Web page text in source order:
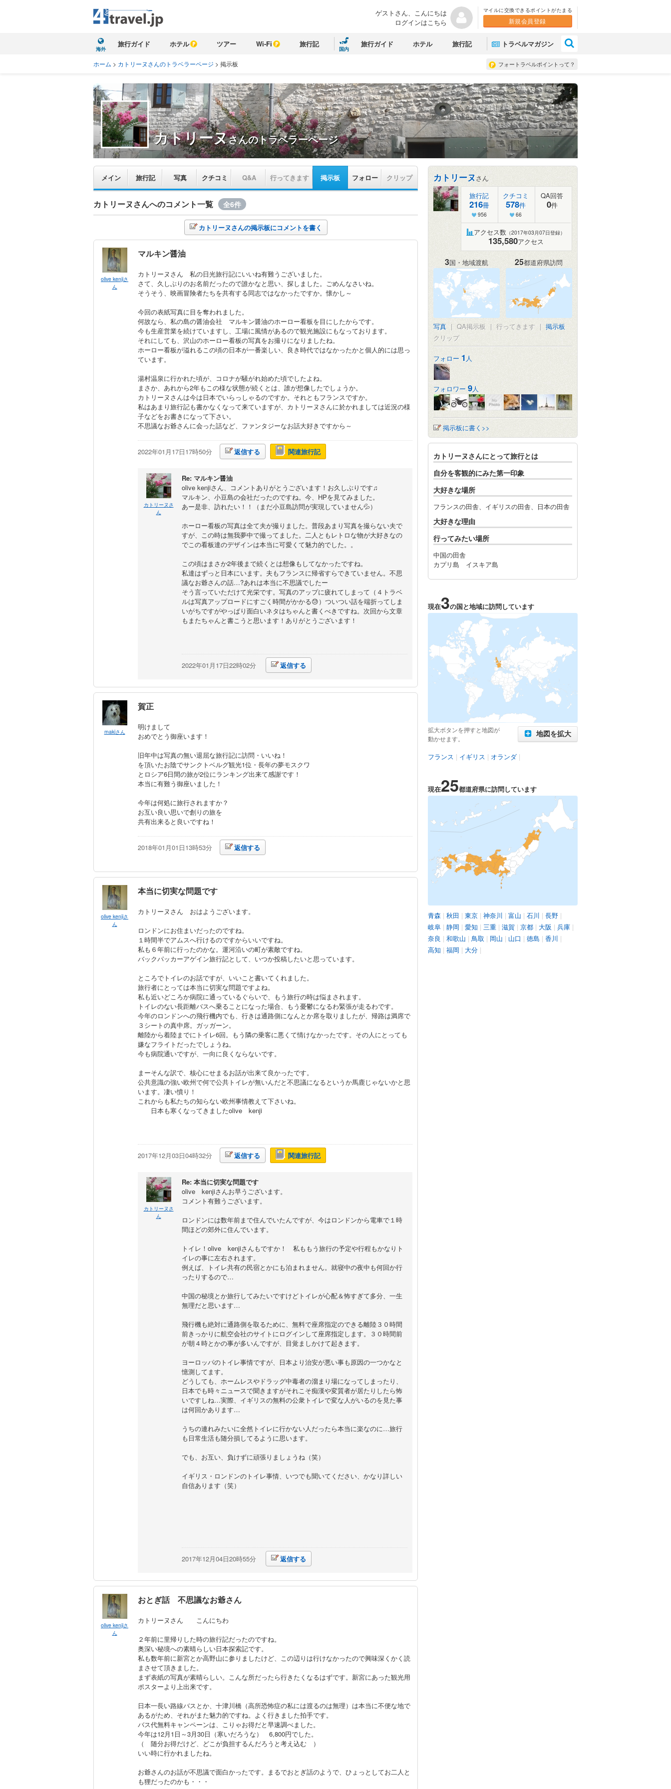
ゲストさん、こんにちは
ログインはこちら
マイルに交換できるポイントがたまる
新規会員登録
海外
旅行ガイド ホテル ツアー Wi-Fi 旅行記
国内
旅行ガイド ホテル 旅行記 トラベルマガジン
フォートラベルポイントって？
ホーム > カトリーヌさんのトラベラーページ > 掲示板
カトリーヌさんのトラベラーページ
メイン 旅行記 写真 クチコミ Q&A 行ってきます 掲示板 フォロー クリップ
カトリーヌさんへのコメント一覧 全6件
カトリーヌさんの掲示板にコメントを書く
olive kenjiさ
ん
マルキン醤油
カトリーヌさん 私の日光旅行記にいいね有難うございました。
さて、久しぶりのお名前だったので誰かなと思い、探しました。ごめんなさいね。
そうそう、映画冒険者たちを共有する同志ではなかったですか。懐かし～
今回の表紙写真に目を奪われました。
何故なら、私の島の醤油会社 マルキン醤油のホーロー看板を目にしたからです。
今も生産営業を続けていますし、工場に風情があるので観光施設にもなっております。
それにしても、沢山のホーロー看板の写真をお撮りになりましたね。
ホーロー看板が溢れるこの頃の日本が一番楽しい、良き時代ではなかったかと個人的には思っ
ています。
湯村温泉に行かれた頃が、コロナが騒がれ始めた頃でしたよね。
まさか、あれから2年もこの様な状態が続くとは、誰が想像したでしょうか。
カトリーヌさんは今は日本でいらっしゃるのですか。それともフランスですか。
私はあまり旅行記も書かなくなって来ていますが、カトリーヌさんに於かれましては近況の様
子などをお書きになって下さい。
不思議なお爺さんに会った話など、ファンタジーなお話大好きですから～
2022年01月17日17時50分 返信する 関連旅行記
カトリーヌさ
ん
Re: マルキン醤油
olive kenjiさん、コメントありがとうございます！お久しぶりです♫
マルキン、小豆島の会社だったのですね。今、HPを見てみました。
あー是非、訪れたい！！（まだ小豆島訪問が実現していません💦）
ホーロー看板の写真は全て夫が撮りました。普段あまり写真を撮らない夫で
すが、この時は無我夢中で撮ってました。二人ともレトロな物が大好きなの
でこの看板達のデザインは本当に可愛くて魅力的でした。。
この頃はまさか2年後まで続くとは想像もしてなかったですね。
私達はずっと日本にいます。夫もフランスに帰省すらできていません。不思
議なお爺さんの話…?あれは本当に不思議でしたー
そう言っていただけて光栄です。写真のアップに疲れてしまって（４トラベ
ルは写真アップロードにすごく時間がかかる😓）ついつい話を端折ってしま
いがちですがやっぱり面白いネタはちゃんと書くべきですね。次回から文章
もまたちゃんと書こうと思います！ありがとうございます！
2022年01月17日22時02分 返信する
makiさん
賀正
明けまして
おめでとう御座います！
旧年中は写真の無い退屈な旅行記に訪問・いいね！
を頂いたお陰でサンクトベルグ観光1位・長年の夢モスクワ
とロシア6日間の旅が2位にランキング出来て感謝です！
本当に有難う御座いました！
今年は何処に旅行されますか？
お互い良い思いで創りの旅を
共有出来ると良いですね！
2018年01月01日13時53分 返信する
olive kenjiさ
ん
本当に切実な問題です
カトリーヌさん おはようございます。
ロンドンにお住まいだったのですね。
１時間半でアムスへ行けるのですからいいですね。
私も６年前に行ったのかな。運河沿いの町が素敵ですね。
バックパッカーアゲイン旅行記として、いつか投稿したいと思っています。
ところでトイレのお話ですが、いいこと書いてくれました。
旅行者にとっては本当に切実な問題ですよね。
私も近いどころか病院に通っているぐらいで、もう旅行の時は悩まされます。
トイレのない長距離バスへ乗ることになった場合、もう憂鬱になるわ緊張が走るわです。
今年のロンドンへの飛行機内でも、行きは通路側になんとか席を取りましたが、帰路は満席で
３シートの真中席。ガッガーン。
離陸から着陸までにトイレ6回。もう隣の乗客に悪くて情けなかったです。その人にとっても
嫌なフライトだったでしょうね。
今も病院通いですが、一向に良くならないです。
まーそんな訳で、核心にせまるお話が出来て良かったです。
公共意識の強い欧州で何で公共トイレが無いんだと不思議になるというか馬鹿じゃないかと思
います。凄い憤り！
これからも私たちの知らない欧州事情教えて下さいね。
日本も寒くなってきましたolive kenji
2017年12月03日04時32分 返信する 関連旅行記
カトリーヌさ
ん
Re: 本当に切実な問題です
olive kenjiさんお早うございます。
コメント有難うございます。
ロンドンには数年前まで住んでいたんですが、今はロンドンから電車で１時
間ほどの郊外に住んでいます。
トイレ！olive kenjiさんもですか！ 私ももう旅行の予定や行程もかなりト
イレの事に左右されます。
例えば、トイレ共有の民宿とかにも泊まれません。就寝中の夜中も何回か行
ったりするので…
中国の秘境とか旅行してみたいですけどトイレが心配＆怖すぎて多分、一生
無理だと思います…
飛行機も絶対に通路側を取るために、無料で座席指定のできる離陸３０時間
前きっかりに航空会社のサイトにログインして座席指定します。３０時間前
が朝４時とかの事が多いんですが、目覚ましかけて起きます。
ヨーロッパのトイレ事情ですが、日本より治安が悪い事も原因の一つかなと
憶測してます。
どうしても、ホームレスやドラッグ中毒者の溜まり場になってしまったり、
日本でも時々ニュースで聞きますがそれこそ痴漢や変質者が居たりしたら怖
いですしね…実際、イギリスの無料の公衆トイレで変な人がいるのを見た事
は何回かあります…
うちの連れみたいに全然トイレに行かない人だったら本当に楽なのに…旅行
も日常生活も随分損してるように思います。
でも、お互い、負けずに頑張りましょうね（笑）
イギリス・ロンドンのトイレ事情、いつでも聞いてください、かなり詳しい
自信あります（笑）
2017年12月04日20時55分 返信する
olive kenjiさ
ん
おとぎ話 不思議なお爺さん
カトリーヌさん こんにちわ
２年前に里帰りした時の旅行記だったのですね。
奥深い秘境への素晴らしい日本探索記です。
私も数年前に新宮とか高野山に参りましたけど、この辺りは行けなかったので興味深くかく読
まさせて頂きました。
まず表紙の写真が素晴らしい。こんな所だったら行きたくなるはずです。新宮にあった観光用
ポスターより上出来です。
日本一長い路線バスとか、十津川橋（高所恐怖症の私には渡るのは無理）は本当に不便な地で
あるがため、それがまた魅力的ですね。よく行きました拍手です。
バス代無料キャンペーンは、こりゃお得だと早速調べました。
今年は12月1日～3月30日（寒いだろうな） 6,800円でした。
（ 随分お得だけど、どこが負担するんだろうと考え込む ）
いい時に行かれましたね。
お爺さんのお話が不思議で面白かったです。まるでおとぎ話のようで、ひょっとしてお二人と
も狸だったのかも・・・
カトリーヌさん
旅行記
216冊
956
クチコミ
578件
66
QA回答
0件
アクセス数 （2017年03月07日登録）
135,580アクセス
3国・地域渡航 25都道府県訪問
写真 | QA掲示板 | 行ってきます | 掲示板
クリップ
フォロー 1 人
フォロワー 9人
掲示板に書く>>
カトリーヌさんにとって旅行とは
自分を客観的にみた第一印象
大好きな場所
フランスの田舎、イギリスの田舎、日本の田舎
大好きな理由
行ってみたい場所
中国の田舎
カプリ島 イスキア島
現在3の国と地域に訪問しています
拡大ボタンを押すと地図が
動かせます。
地図を拡大
フランス | イギリス | オランダ |
現在25都道府県に訪問しています
青森 | 秋田 | 東京 | 神奈川 | 富山 | 石川 | 長野 |
岐阜 | 静岡 | 愛知 | 三重 | 滋賀 | 京都 | 大阪 | 兵庫 |
奈良 | 和歌山 | 鳥取 | 岡山 | 山口 | 徳島 | 香川 |
高知 | 福岡 | 大分 |